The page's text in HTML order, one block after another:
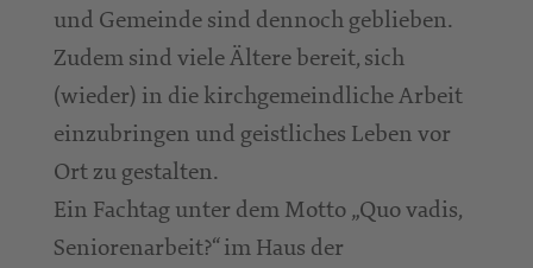
und Gemeinde sind dennoch geblieben.
Zudem sind viele Ältere bereit, sich
(wieder) in die kirchgemeindliche Arbeit
einzubringen und geistliches Leben vor
Ort zu gestalten.
Ein Fachtag unter dem Motto „Quo vadis,
Seniorenarbeit?“ im Haus der